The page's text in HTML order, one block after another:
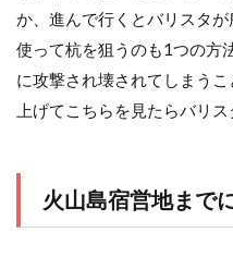
か、進んで行くとバリスタ
使って杭を狙うのも1つの方
に攻撃され壊されてしまう
上げてこちらを見たらバリス
火山島宿営地まで